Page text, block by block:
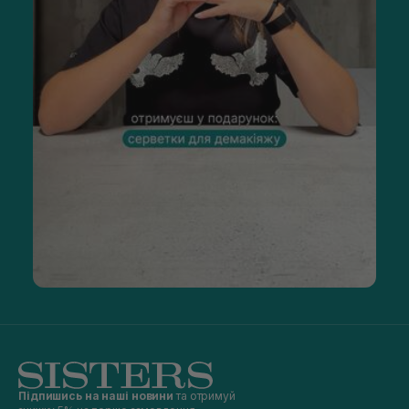
Придбання доглядового засобу — завжди складний процес,
що потребує відповідального підходу. Щоб обрати
професійний крем для волосся, необхідно завжди
враховувати особливості локонів. Так, для сухих і ламких
краще віддати перевагу зволожувальним засобам.
Власницям фарбованих і пошкоджених локонів варто
звернути увагу на лінійку з термо- та УФ-захистом. Також
чудово працюютьнезмивні маски для волосся, які глибоко
живлять і відновлюють структуру, не потребуючи змивання.
Вони зручні у використанні та особливо ефективні для
Щоб незмивний засіб працював максимально ефективно,
достатньо дотримуватися кількох простих правил.
Рекомендуємо діяти за такою послідовністю:
Підпишись на наші новини та отримуй